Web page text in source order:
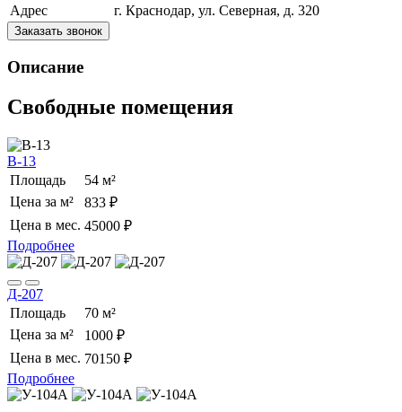
Адрес
г. Краснодар, ул. Северная, д. 320
Заказать звонок
Описание
Свободные помещения
В-13
Площадь
54 м²
Цена за м²
833 ₽
Цена в мес. 45000 ₽
Подробнее
Д-207
Площадь
70 м²
Цена за м²
1000 ₽
Цена в мес. 70150 ₽
Подробнее